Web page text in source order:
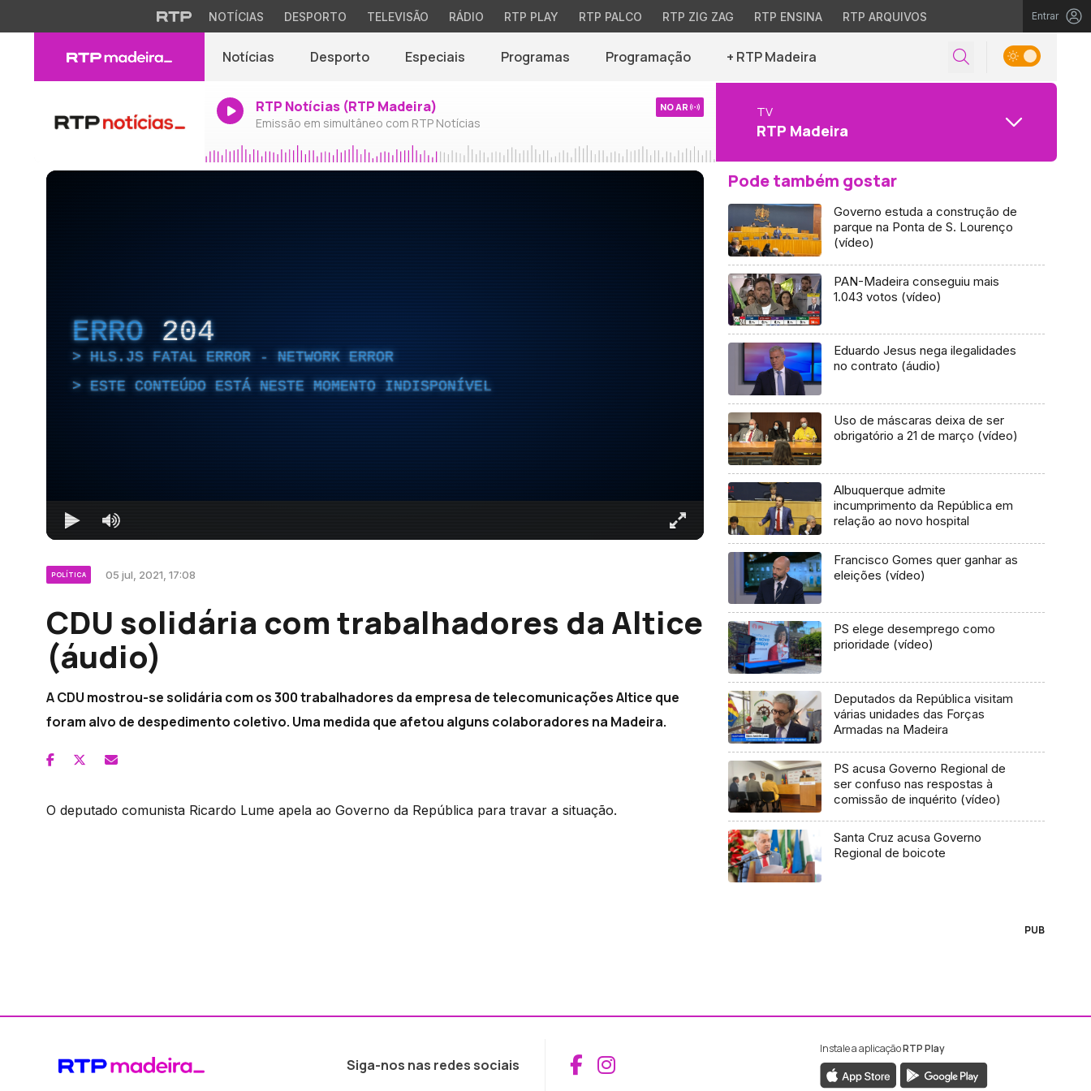
NOTÍCIAS DESPORTO TELEVISÃO RÁDIO RTP PLAY RTP PALCO RTP ZIG ZAG RTP ENSINA RTP ARQUIVOS Entrar
Notícias Desporto Especiais Programas Programação + RTP Madeira
RTP Notícias (RTP Madeira)
Emissão em simultâneo com RTP Notícias
NO AR TV
RTP Madeira
ERRO 204
HLS.JS FATAL ERROR - NETWORK ERROR
ESTE CONTEÚDO ESTÁ NESTE MOMENTO INDISPONÍVEL
POLÍTICA 05 jul, 2021, 17:08
CDU solidária com trabalhadores da Altice
(áudio)
A CDU mostrou-se solidária com os 300 trabalhadores da empresa de telecomunicações Altice que
foram alvo de despedimento coletivo. Uma medida que afetou alguns colaboradores na Madeira.
O deputado comunista Ricardo Lume apela ao Governo da República para travar a situação.
Pode também gostar
Governo estuda a construção de
parque na Ponta de S. Lourenço
(vídeo)
PAN-Madeira conseguiu mais
1.043 votos (vídeo)
Eduardo Jesus nega ilegalidades
no contrato (áudio)
Uso de máscaras deixa de ser
obrigatório a 21 de março (vídeo)
Albuquerque admite
incumprimento da República em
relação ao novo hospital
Francisco Gomes quer ganhar as
eleições (vídeo)
PS elege desemprego como
prioridade (vídeo)
Deputados da República visitam
várias unidades das Forças
Armadas na Madeira
PS acusa Governo Regional de
ser confuso nas respostas à
comissão de inquérito (vídeo)
Santa Cruz acusa Governo
Regional de boicote
PUB
Siga-nos nas redes sociais Aceder ao Facebook da RTP Madeira
Aceder ao Instagram da RTP Madeira
Instale a aplicaçãoRTP Play